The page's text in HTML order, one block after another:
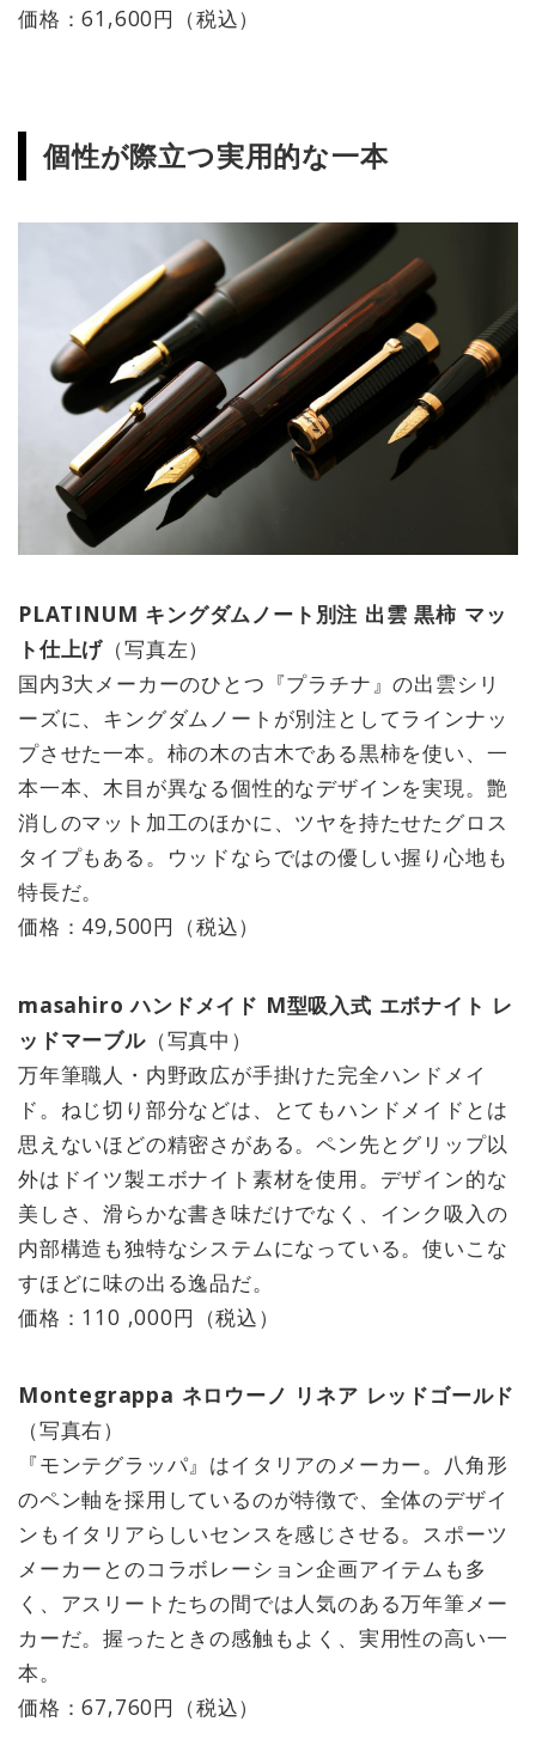
価格：61,600円（税込）
個性が際立つ実用的な一本
PLATINUM キングダムノート別注 出雲 黒柿 マッ
ト仕上げ （写真左）
国内3大メーカーのひとつ『プラチナ』の出雲シリ
ーズに、キングダムノートが別注としてラインナッ
プさせた一本。柿の木の古木である黒柿を使い、一
本一本、木目が異なる個性的なデザインを実現。艶
消しのマット加工のほかに、ツヤを持たせたグロス
タイプもある。ウッドならではの優しい握り心地も
特長だ。
価格：49,500円（税込）
masahiro ハンドメイド M型吸入式 エボナイト レ
ッドマーブル（写真中）
万年筆職人・内野政広が手掛けた完全ハンドメイ
ド。ねじ切り部分などは、とてもハンドメイドとは
思えないほどの精密さがある。ペン先とグリップ以
外はドイツ製エボナイト素材を使用。デザイン的な
美しさ、滑らかな書き味だけでなく、インク吸入の
内部構造も独特なシステムになっている。使いこな
すほどに味の出る逸品だ。
価格：110 ,000円（税込）
Montegrappa ネロウーノ リネア レッドゴールド
（写真右）
『モンテグラッパ』はイタリアのメーカー。八角形
のペン軸を採用しているのが特徴で、全体のデザイ
ンもイタリアらしいセンスを感じさせる。スポーツ
メーカーとのコラボレーション企画アイテムも多
く、アスリートたちの間では人気のある万年筆メー
カーだ。握ったときの感触もよく、実用性の高い一
本。
価格：67,760円（税込）